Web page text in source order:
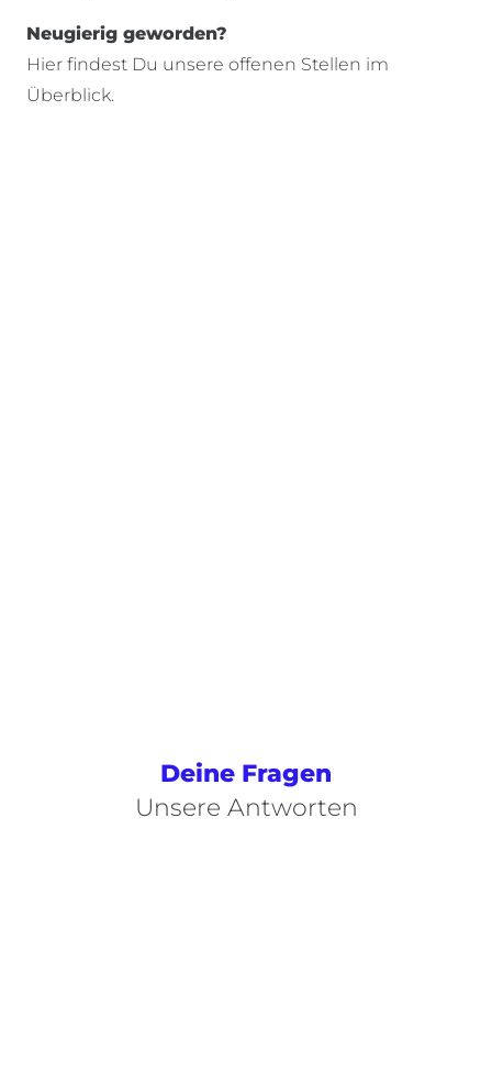
Neugierig geworden?
Hier findest Du unsere offenen Stellen im
Überblick.
Deine Fragen
Unsere Antworten